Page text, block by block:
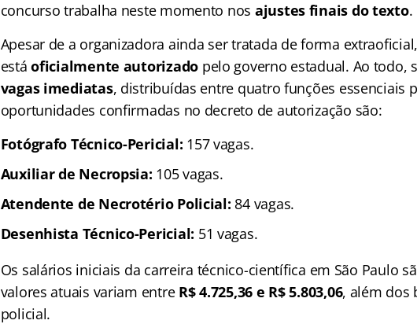
concurso trabalha neste momento nos ajustes finais do texto.
Apesar de a organizadora ainda ser tratada de forma
estáoficialmente autorizado pelo governo estadual. Ao todo,
vagas imediatas, distribuídas entre quatro funções essenciais
oportunidades confirmadas no decreto de autorização são:
Fotógrafo Técnico-Pericial: 157 vagas.
Auxiliar de Necropsia: 105 vagas.
Atendente de Necrotério Policial: 84 vagas.
Desenhista Técnico-Pericial: 51 vagas.
Os salários iniciais da carreira técnico-científica em São Paulo
valores atuais variam entre R$ 4.725,36 e R$ 5.803,06, além dos
policial.